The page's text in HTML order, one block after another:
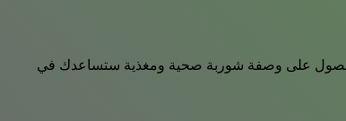
على وصفة شوربة صحية ومغذية ستساعدك في